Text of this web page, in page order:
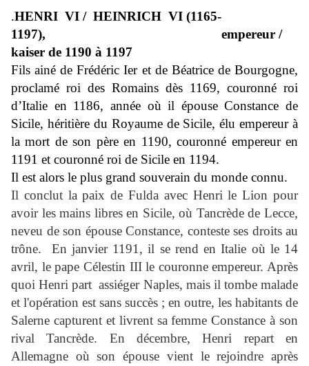
.HENRI VI / HEINRICH VI (1165-
1197),
empereur /
kaiser de 1190 à 1197
Fils ainé de Frédéric Ier et de Béatrice de Bourgogne,
proclamé roi des Romains dès 1169, couronné roi
d’Italie en 1186, année où il épouse Constance de
Sicile, héritière du Royaume de Sicile, élu empereur à
la mort de son père en 1190, couronné empereur en
1191 et couronné roi de Sicile en 1194.
Il est alors le plus grand souverain du monde connu.
Il conclut la paix de Fulda avec Henri le Lion pour
avoir les mains libres en Sicile, où Tancrède de Lecce,
neveu de son épouse Constance, conteste ses droits au
trône. En janvier 1191, il se rend en Italie où le 14
avril, le pape Célestin III le couronne empereur. Après
quoi Henri part assiéger Naples, mais il tombe malade
et l'opération est sans succès ; en outre, les habitants de
Salerne capturent et livrent sa femme Constance à son
rival Tancrède. En décembre, Henri repart en
Allemagne où son épouse vient le rejoindre après